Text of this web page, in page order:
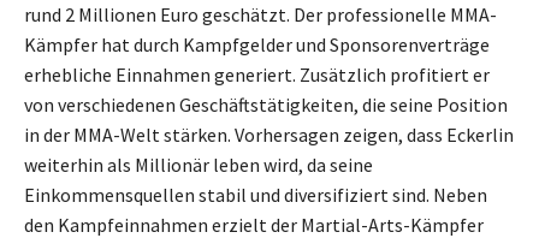
rund 2 Millionen Euro geschätzt. Der professionelle MMA-
Kämpfer hat durch Kampfgelder und Sponsorenverträge
erhebliche Einnahmen generiert. Zusätzlich profitiert er
von verschiedenen Geschäftstätigkeiten, die seine Position
in der MMA-Welt stärken. Vorhersagen zeigen, dass Eckerlin
weiterhin als Millionär leben wird, da seine
Einkommensquellen stabil und diversifiziert sind. Neben
den Kampfeinnahmen erzielt der Martial-Arts-Kämpfer